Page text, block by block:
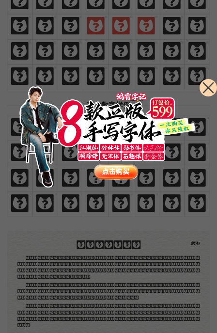
歡 迎 來 貓 啃 網 設 計
熱 愛 與
與 執
執 著 時 間
間 裡
裡
閃 爍 燦
燦 爛
爛 鮮 豔 絢
絢 麗
麗
英文数字样例
A
A B
B C
C D
D E
E F
F G
G H
I
I J
J K
K L
L M
M N
N O P
0 1 2 3
3 4
4 5 6 7
8 9 ! @ # $ , .
木刻创作法·序
地不问东西，凡木刻的图版，向来是画管画，刻管刻，印管印的。中国用得最早，而照例也久经衰
退；清光绪中，英人傅兰雅氏编印《格致汇编》，插图就已非中国刻工所能刻，精细的必需由英国运了
图版来。那就是所谓「木口木刻」，也即「复制木刻」，和用在编给印度人读的英文书，后来也就移给
中国人读的英文书上的插画，是同类的。
那时我还是一个儿童，见了这些图，便震惊于它的精工活泼，当作宝贝看。到近几年，才知道西洋
还有一种由画家一手造成的版画，也就是原画，倘用木版，便叫作「创作木刻」，是艺术家直接的创作
品，毫不假手于刻者和印者的。现在我们所要绍介的，便是这一种。
但是至今没有一本讲说木刻的书，这才是第一本。虽然稍简略，却已经给了读者一个大意。由此发
展下去，路是广大得很。题材会丰富起来的，技艺也会精炼起来的，采取新法，加以中国旧日之所长，
还有开出一条新的路径来的希望。那时作者各将自己的本领和心得，贡献出来，中国的木刻界就会发生
光焰。
(简体)